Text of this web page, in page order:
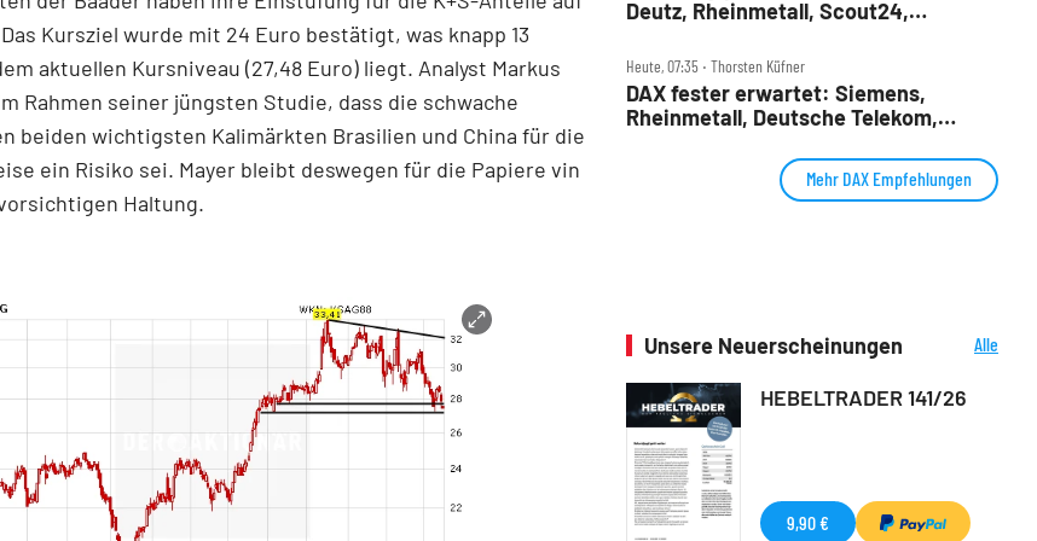
Kursziel wurde mit 24 Euro bestätigt, was knapp 13
aktuellen Kursniveau (27,48 Euro) liegt. Analyst Markus
Rahmen seiner jüngsten Studie, dass die schwache
beiden wichtigsten Kalimärkten Brasilien und China für die
ein Risiko sei. Mayer bleibt deswegen für die Papiere vin
Haltung.
Deutz, Rheinmetall, Scout24,
Check
Heute, 07:35 ‧ Thorsten Küfner
DAX fester erwartet: Siemens,
Rheinmetall, Deutsche Telekom,
Mehr DAX Empfehlungen
Unsere Neuerscheinungen
Alle
HEBELTRADER 141/26
9,90 €